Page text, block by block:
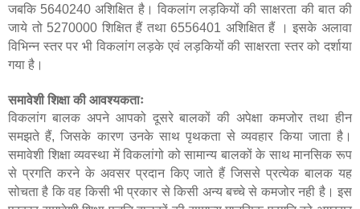
जबकि 5640240 अशिक्षित है। विकलांग लड़कियों की साक्षरता की बात की
जाये तो 5270000 शिक्षित हैं तथा 6556401 अशिक्षित हैं । इसके अलावा
विभिन्न स्तर पर भी विकलांग लड़के एवं लड़कियों की साक्षरता स्तर को दर्शाया
गया है।
समावेशी शिक्षा की आवश्यकताः
विकलांग बालक अपने आपको दूसरे बालकों की अपेक्षा कमजोर तथा हीन
समझते हैं,जिसके कारण उनके साथ पृथकता से व्यवहार किया जाता है।
समावेशी शिक्षा व्यवस्था में विकलांगो को सामान्य बालकों के साथ मानसिक रूप
से प्रगति करने के अवसर प्रदान किए जाते हैं जिससे प्रत्येक बालक यह
सोचता है कि वह किसी भी प्रकार से किसी अन्य बच्चे से कमजोर नही है। इस